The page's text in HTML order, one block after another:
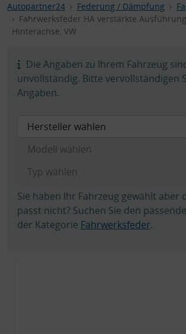
Autopartner24 Federung / Dämpfung
Fahrwerksfeder HA verstärkte Ausführung,
Hinterachse, VW
Die Angaben zu Ihrem Fahrzeug
unvollständig. Bitte vervollständigen
Angaben.
Sie haben Ihr Fahrzeug gewählt aber
passt nicht? Suchen Sie den
der Kategorie Fahrwerksfeder.